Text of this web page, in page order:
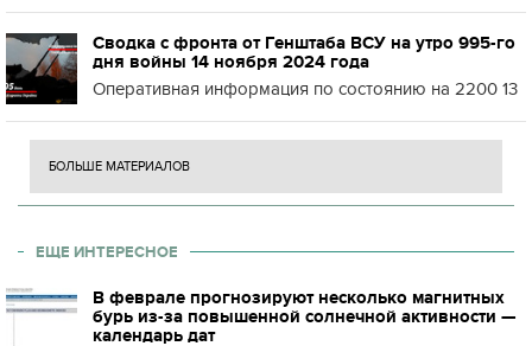
Сводка с фронта от Генштаба ВСУ на утро 995-го
дня войны 14 ноября 2024 года
Оперативная информация по состоянию на 2200 13
БОЛЬШЕ МАТЕРИАЛОВ
ЕЩЕ ИНТЕРЕСНОЕ
В феврале прогнозируют несколько магнитных
бурь из-за повышенной солнечной активности —
календарь дат